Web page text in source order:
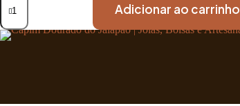
Adicionar ao carrinho